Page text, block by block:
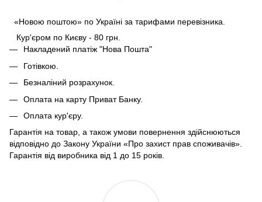
«Новою поштою» по Україні за тарифами перевізника.
Кур'єром по Києву - 80 грн.
Накладений платіж "Нова Пошта"
Готівкою.
Безналіний розрахунок.
Оплата на карту Приват Банку.
Оплата кур'єру.
Гарантія на товар, а також умови повернення здійснюються
відповідно до Закону України «Про захист прав споживачів».
Гарантія від виробника від 1 до 15 років.